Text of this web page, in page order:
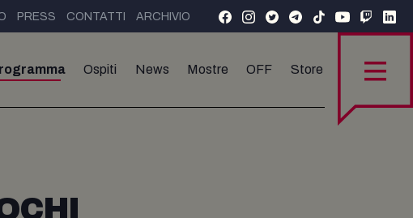
PRESS CONTATTI ARCHIVIO
Ospiti News Mostre OFF Store